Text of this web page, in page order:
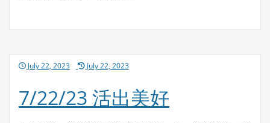
PostedJuly 22, 2023 July 22, 2023
7/22/23 活出美好